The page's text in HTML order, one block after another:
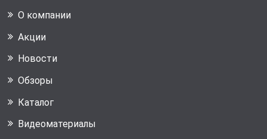
О компании
Акции
Новости
Обзоры
Каталог
Видеоматериалы